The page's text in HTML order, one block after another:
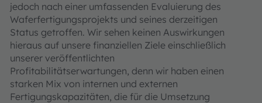
jedoch nach einer umfassenden Evaluierung des
Waferfertigungsprojekts und seines derzeitigen
Status getroffen. Wir sehen keinen Auswirkungen
hieraus auf unsere finanziellen Ziele einschließlich
unserer veröffentlichten
Profitabilitätserwartungen, denn wir haben einen
starken Mix von internen und externen
Fertigungskapazitäten, die für die Umsetzung